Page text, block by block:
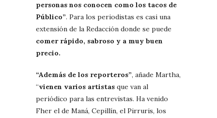
personas nos conocen como los tacos de
Público”. Para los periodistas es casi una
extensión de la Redacción donde se puede
comer rápido, sabroso y a muy buen
precio.
“Además de los reporteros”, añade Martha,
“vienen varios artistas que van al
periódico para las entrevistas. Ha venido
Fher el de Maná, Cepillín, el Pirruris, los